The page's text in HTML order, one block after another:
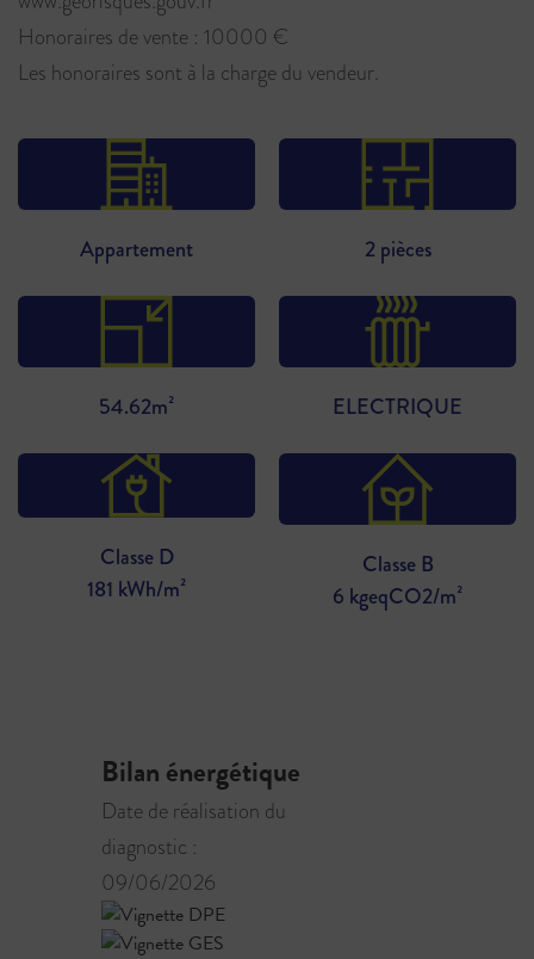
Honoraires de vente : 10000 €
Les honoraires sont à la charge du vendeur.
Appartement 2 pièces
54.62m² ELECTRIQUE
Classe D
181 kWh/m²
Classe B
6 kgeqCO2/m²
Bilan énergétique
Date de réalisation du
diagnostic :
09/06/2026